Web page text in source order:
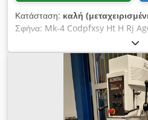
Κατάσταση: καλή
Σφήνα: Mk-4 Codpfxsy Ht H Rj
αριστερόστροφα/δεξιόστροφα
μετάδοση μεταβλητού (variator)